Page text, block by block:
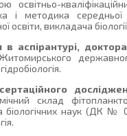
освітньо-
і методика
освіти, викладача
в аспірантурі,
склад
біологічних наук (ДК №